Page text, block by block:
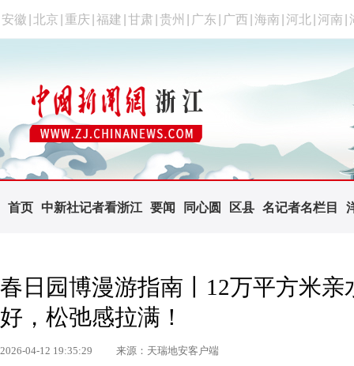
安徽 北京 重庆 福建 甘肃 贵州 广东 广西 海南 河北 河南
首页 中新社记者看浙江 要闻 同心圆 区县 名记者名栏目
春日园博漫游指南丨12万平方米
好，松弛感拉满！
2026-04-12 19:35:29 来源：天瑞地安客户端